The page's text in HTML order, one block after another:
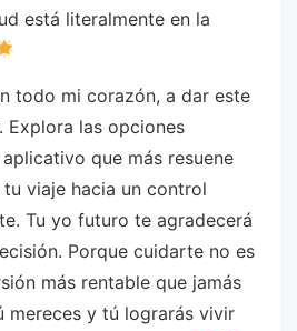
está literalmente en la
todo mi corazón, a dar este
Explora las opciones
que más resuene
viaje hacia un control
Tu yo futuro te agradecerá
Porque cuidarte no es
más rentable que jamás
mereces y tú lograrás vivir